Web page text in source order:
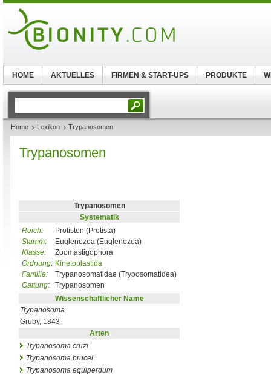
Home Lexikon Trypanosomen
Trypanosomen
Trypanosomen
Systematik
Reich:
Protisten (Protista)
Stamm:
Euglenozoa (Euglenozoa)
Klasse:
Zoomastigophora
Ordnung: Kinetoplastida
Familie:
Trypanosomatidae (Tryposomatidea)
Gattung:
Trypanosomen
Wissenschaftlicher Name
Trypanosoma
Gruby, 1843
Arten
Trypanosoma cruzi
Trypanosoma brucei
Trypanosoma equiperdum
HOME AKTUELLES FIRMEN & START-UPS PRODUKTE